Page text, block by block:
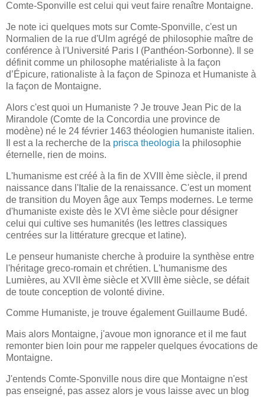
Comte-Sponville est celui qui veut faire renaître Montaigne.
Je note ici quelques mots sur Comte-Sponville, c'est un
Normalien de la rue d'Ulm agrégé de philosophie maître de
conférence à l'Université Paris I (Panthéon-Sorbonne). Il se
définit comme un philosophe matérialiste à la façon
d’Épicure, rationaliste à la façon de Spinoza et Humaniste à
la façon de Montaigne.
Alors c'est quoi un Humaniste ? Je trouve Jean Pic de la
Mirandole (Comte de la Concordia une province de
modène) né le 24 février 1463 théologien humaniste italien.
Il est a la recherche de la prisca theologia la philosophie
éternelle, rien de moins.
L'humanisme est créé à la fin de XVIII ème siècle, il prend
naissance dans l'Italie de la renaissance. C'est un moment
de transition du Moyen âge aux Temps modernes. Le terme
d'humaniste existe dès le XVI ème siècle pour désigner
celui qui cultive ses humanités (les lettres classiques
centrées sur la littérature grecque et latine).
Le penseur humaniste cherche à produire la synthèse entre
l'héritage greco-romain et chrétien. L'humanisme des
Lumières, au XVII ème siècle et XVIII ème siècle, se défait
de toute conception de volonté divine.
Comme Humaniste, je trouve également Guillaume Budé.
Mais alors Montaigne, j'avoue mon ignorance et il me faut
remonter bien loin pour me rappeler quelques évocations de
Montaigne.
J'entends Comte-Sponville nous dire que Montaigne n'est
pas enseigné, pas assez alors je vous laisse avec un blog